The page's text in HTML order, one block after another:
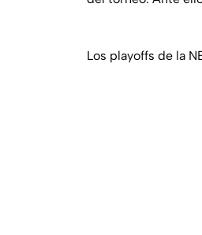
Los playoffs de la